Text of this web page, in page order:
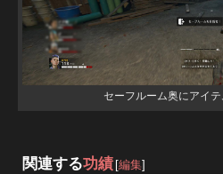
セーフルーム奥にアイ
関連する功績 [編集]